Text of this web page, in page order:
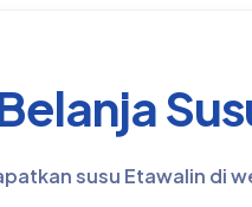
susu Etawalin di